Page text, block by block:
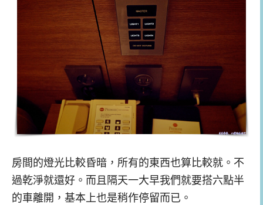
房間的燈光比較昏暗，所有的東西也算比較就。不
過乾淨就還好。而且隔天一大早我們就要搭六點半
的車離開，基本上也是稍作停留而已。